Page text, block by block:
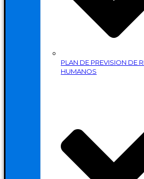
PLAN DE PREVISION DE
HUMANOS